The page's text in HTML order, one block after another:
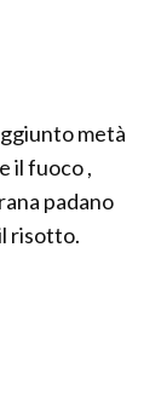
metà
il fuoco ,
padano
risotto.